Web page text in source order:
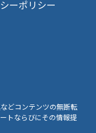
ーポリシー
どコンテンツの無断転
トならびにその情報提